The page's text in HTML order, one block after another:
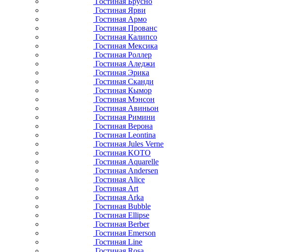
Гостиная Ярви
Гостиная Армо
Гостиная Прованс
Гостиная Калипсо
Гостиная Мексика
Гостиная Роллер
Гостиная Аледжи
Гостиная Эрика
Гостиная Сканди
Гостиная Кымор
Гостиная Мэнсон
Гостиная Авиньон
Гостиная Римини
Гостиная Верона
Гостиная Leontina
Гостиная Jules Verne
Гостиная KOTO
Гостиная Aquarelle
Гостиная Andersen
Гостиная Alice
Гостиная Art
Гостиная Arka
Гостиная Bubble
Гостиная Ellipse
Гостиная Berber
Гостиная Emerson
Гостиная Line